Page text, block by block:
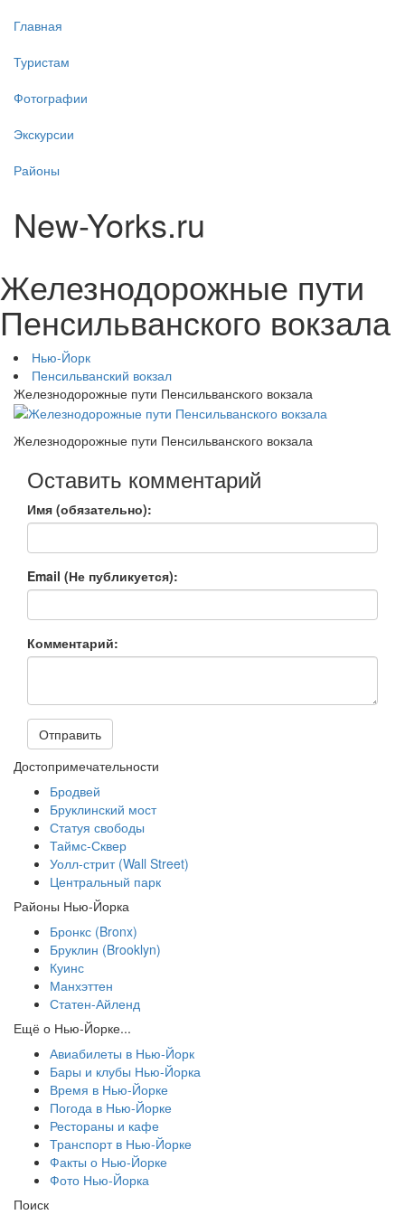
Главная
Туристам
Фотографии
Экскурсии
Районы
New-Yorks.ru
Железнодорожные пути
Пенсильванского вокзала
Нью-Йорк
Пенсильванский вокзал
Железнодорожные пути Пенсильванского вокзала
Железнодорожные пути Пенсильванского вокзала
Оставить комментарий
Имя (обязательно):
Email (Не публикуется):
Комментарий:
Отправить
Достопримечательности
Бродвей
Бруклинский мост
Статуя свободы
Таймс-Сквер
Уолл-стрит (Wall Street)
Центральный парк
Районы Нью-Йорка
Бронкс (Bronx)
Бруклин (Brooklyn)
Куинс
Манхэттен
Статен-Айленд
Ещё о Нью-Йорке...
Авиабилеты в Нью-Йорк
Бары и клубы Нью-Йорка
Время в Нью-Йорке
Погода в Нью-Йорке
Рестораны и кафе
Транспорт в Нью-Йорке
Факты о Нью-Йорке
Фото Нью-Йорка
Поиск